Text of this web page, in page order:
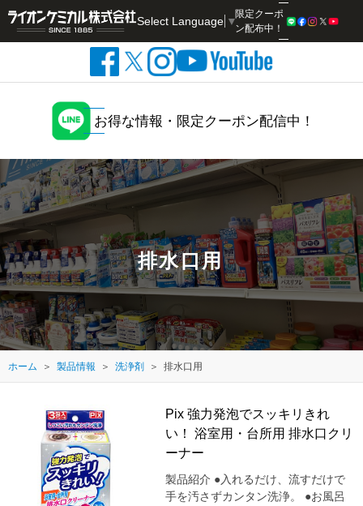
Select Language ▼
限定クーポ
ン配布中！
お得な情報・限定クーポン配信中！
排水口用
ホーム 製品情報 洗浄剤 排水口用
Pix 強力発泡でスッキリきれ
い！ 浴室用・台所用 排水口クリ
ーナー
製品紹介 ●入れるだけ、流すだけで
手を汚さずカンタン洗浄。 ●お風呂
検索